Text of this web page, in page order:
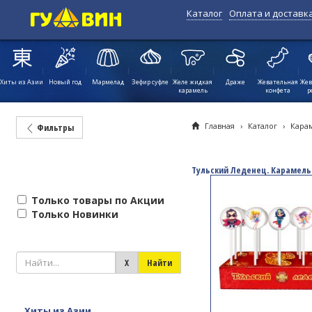
Оплата и
Каталог
Хиты из Азии Новый год Мармелад Зефир суфле Желе жидкая
карамель
Драже
Жевательная
конфета
Фильтры
Только товары по Акции
Только Новинки
Главная › Каталог ›
Тульский Леденец.